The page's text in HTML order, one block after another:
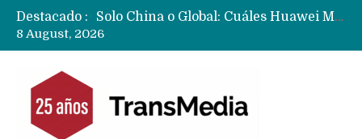
Destacado :
Fabricantes suben precios de teléfonos y ganan más dinero en un mercado donde Xiaomi alerta por no mejorar ventas
8 August, 2026